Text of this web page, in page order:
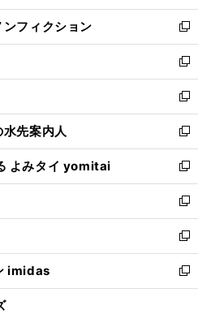
開
く
ウ
で
開
く
ン
ド
ウ
で
開
く
ウ
ィ
ン
ド
ウ
で
開
く
フィクション
新
し
い
ウ
ィ
ン
ド
ウ
で
開
く
新
し
い
ウ
ィ
ン
ド
ウ
で
開
く
新
し
い
ウ
ィ
ン
ド
ウ
で
開
く
先案内人
新
し
い
ウ
ィ
ン
ド
ウ
で
開
よみタイ yomitai
新
し
い
ウ
ィ
ン
ド
ウ
新
し
い
ウ
ィ
ン
新
し
い
ウ
imidas
新
し